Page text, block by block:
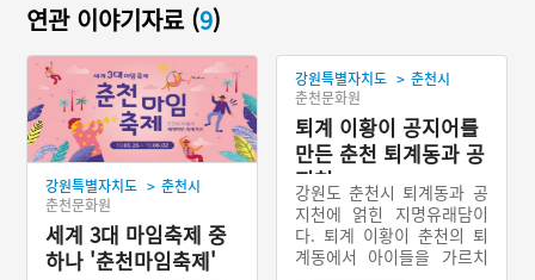
연관 이야기자료 (9)
강원특별자치도 > 춘천시
춘천문화원
세계 3대 마임축제 중
하나 '춘천마임축제'
강원특별자치도 > 춘천시
춘천문화원
퇴계 이황이 공지어를
만든 춘천 퇴계동과 공
지천
강원도 춘천시 퇴계동과 공
지천에 얽힌 지명유래담이
다. 퇴계 이황이 춘천의 퇴
계동에서 아이들을 가르치